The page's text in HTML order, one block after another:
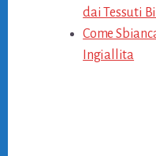
dai Tessuti
Come
Ingiallita